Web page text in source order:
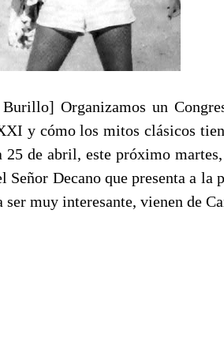
Organizamos un
y cómo los mitos clásicos
25 de abril, este próximo
Decano que presenta a la
muy interesante, vienen de